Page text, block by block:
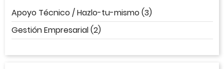
Apoyo Técnico / Hazlo-tu-mismo (3)
Gestión Empresarial (2)